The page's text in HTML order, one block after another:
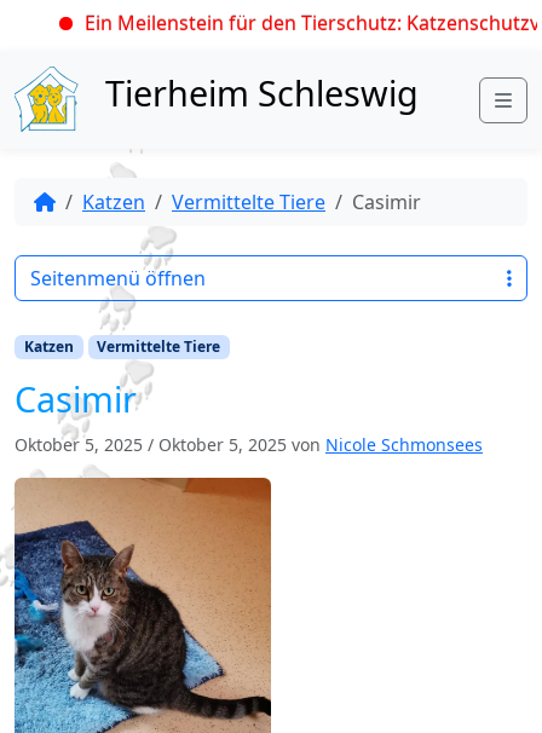
Ein Meilenstein für den Tierschutz:
Skip to content
Tierheim Schleswig
Katzen Vermittelte Tiere Casimir
Katzen Vermittelte Tiere
Casimir
Oktober 5, 2025 / Oktober 5, 2025 von Nicole Schmonsees
Seitenmenü öffnen